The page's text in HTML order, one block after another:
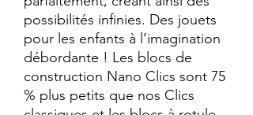
possibilités infinies. Des jouets
pour les enfants à l’imagination
débordante ! Les blocs de
construction Nano Clics sont 75
% plus petits que nos Clics